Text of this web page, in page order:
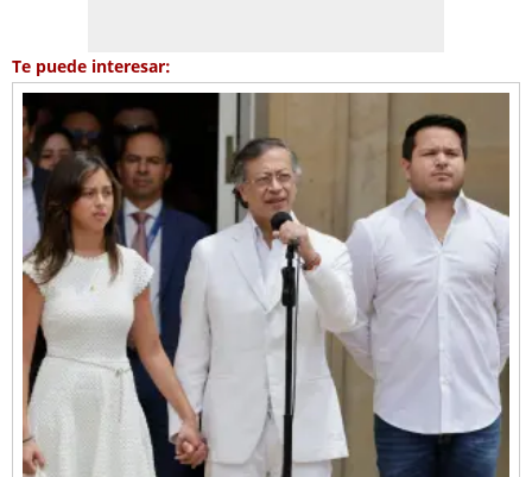
Te puede interesar: